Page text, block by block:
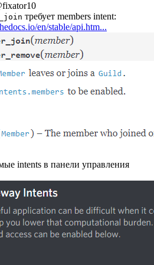
требует members intent:
en/stable/api.htm...
intents в панели управления